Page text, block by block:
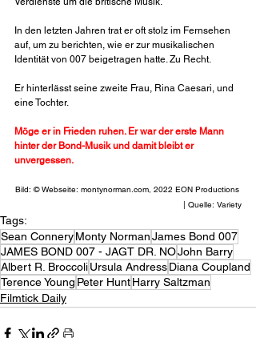
In den letzten Jahren trat er oft stolz im Fernsehen
auf, um zu berichten, wie er zur musikalischen
Identität von 007 beigetragen hatte. Zu Recht.
Er hinterlässt seine zweite Frau, Rina Caesari, und
eine Tochter.
Möge er in Frieden ruhen. Er war der erste Mann
hinter der Bond-Musik und damit bleibt er
unvergessen.
Bild: © Webseite: montynorman.com, 2022 EON Productions
| Quelle: Variety
Tags:
Sean ConneryMonty NormanJames Bond 007
JAMES BOND 007 - JAGT DR. NOJohn Barry
Albert R. BroccoliUrsula AndressDiana Coupland
Terence Young Peter HuntHarry Saltzman
Filmtick Daily